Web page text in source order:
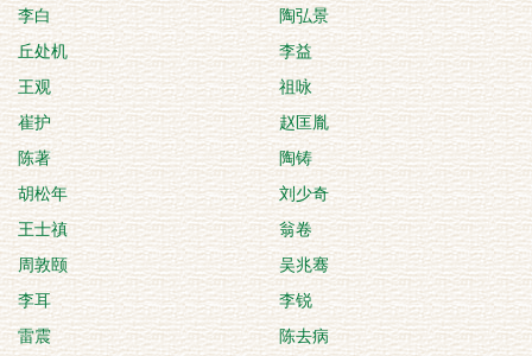
李白
陶弘景
丘处机
李益
王观
祖咏
崔护
赵匡胤
陈著
陶铸
胡松年
刘少奇
王士禛
翁卷
周敦颐
吴兆骞
李耳
李锐
雷震
陈去病